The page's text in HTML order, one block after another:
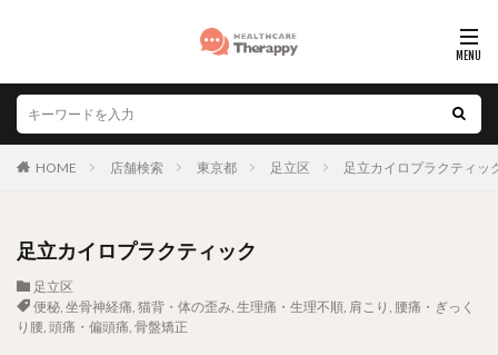
HOME 店舗検索 東京都 足立区 足立カイロプラクティッ
足立カイロプラクティック
足立区
便秘, 坐骨神経痛, 猫背・体の歪み, 生理痛・生理不順, 肩こり , 腰痛・ぎっく
り腰, 頭痛・偏頭痛, 骨盤矯正